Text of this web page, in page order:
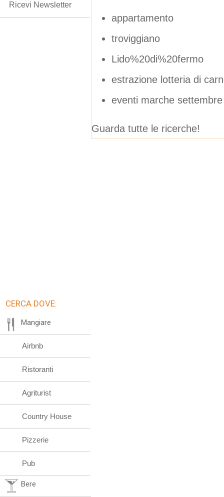
appartamento
troviggiano
Lido%20di%20fermo
estrazione lotteria di
eventi marche
Guarda tutte le ricerche!
Ricevi Newsletter
CERCA DOVE:
Mangiare
Airbnb
Ristoranti
Agriturist
Country House
Pizzerie
Pub
Bere